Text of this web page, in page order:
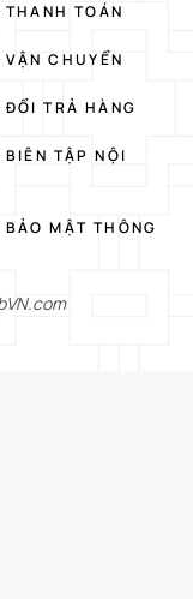
TOÁN
CHUYỂN
TRẢ HÀNG
TẬP NỘI
MẬT THÔNG